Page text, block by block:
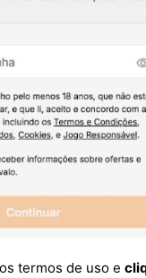
termos de uso e